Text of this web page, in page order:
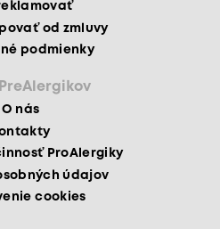
od zmluvy
podmienky
O nás
ProAlergiky
údajov
cookies